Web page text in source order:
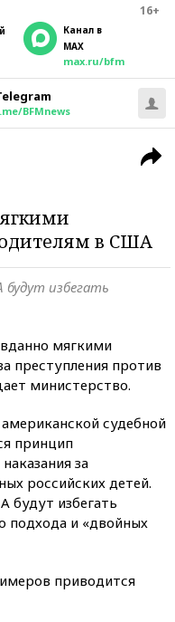
16+
Канал в
MAX
max.ru/bfm
BFMnews
в США
избегать
мягкими
преступления против
министерство.
судебной
принцип
за
российских детей.
избегать
подхода и «двойных
приводится